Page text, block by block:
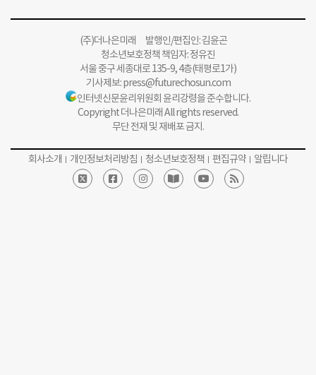
(주)더나은미래 발행인/편집인: 김윤곤
청소년보호정책 책임자: 정유진
서울 중구 세종대로 135-9, 4층(태평로1가)
기사제보:press@futurechosun.com
인터넷신문윤리위원회 윤리강령을 준수합니다.
Copyright 더나은미래 All rights reserved.
무단 전재 및 재배포 금지.
회사소개 개인정보처리방침 청소년보호정책 편집규약 알립니다